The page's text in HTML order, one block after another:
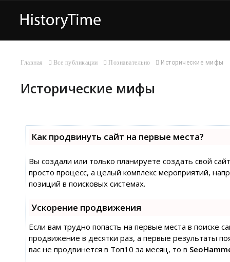
Главная Все публикации Познавательно Исторические мифы
Исторические мифы
Как продвинуть сайт на первые места?
Вы создали или только планируете создать свой
просто процесс, а целый комплекс мероприятий,
позиций в поисковых системах.
Ускорение продвижения
Если вам трудно попасть на первые места в поиске
продвижение в десятки раз, а первые результаты
вас не продвинется в Топ10 за месяц, то в